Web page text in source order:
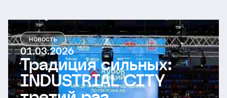
новость
01.03.2026
Традиция сильных:
INDUSTRIAL CITY